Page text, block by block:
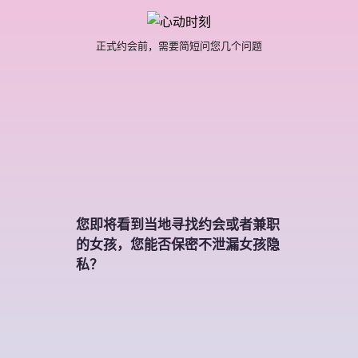
正式约会前，需要简短问您几个问题
您即将看到当地寻找约会或者兼职
的女孩，您能否保密不泄漏女孩隐
私？